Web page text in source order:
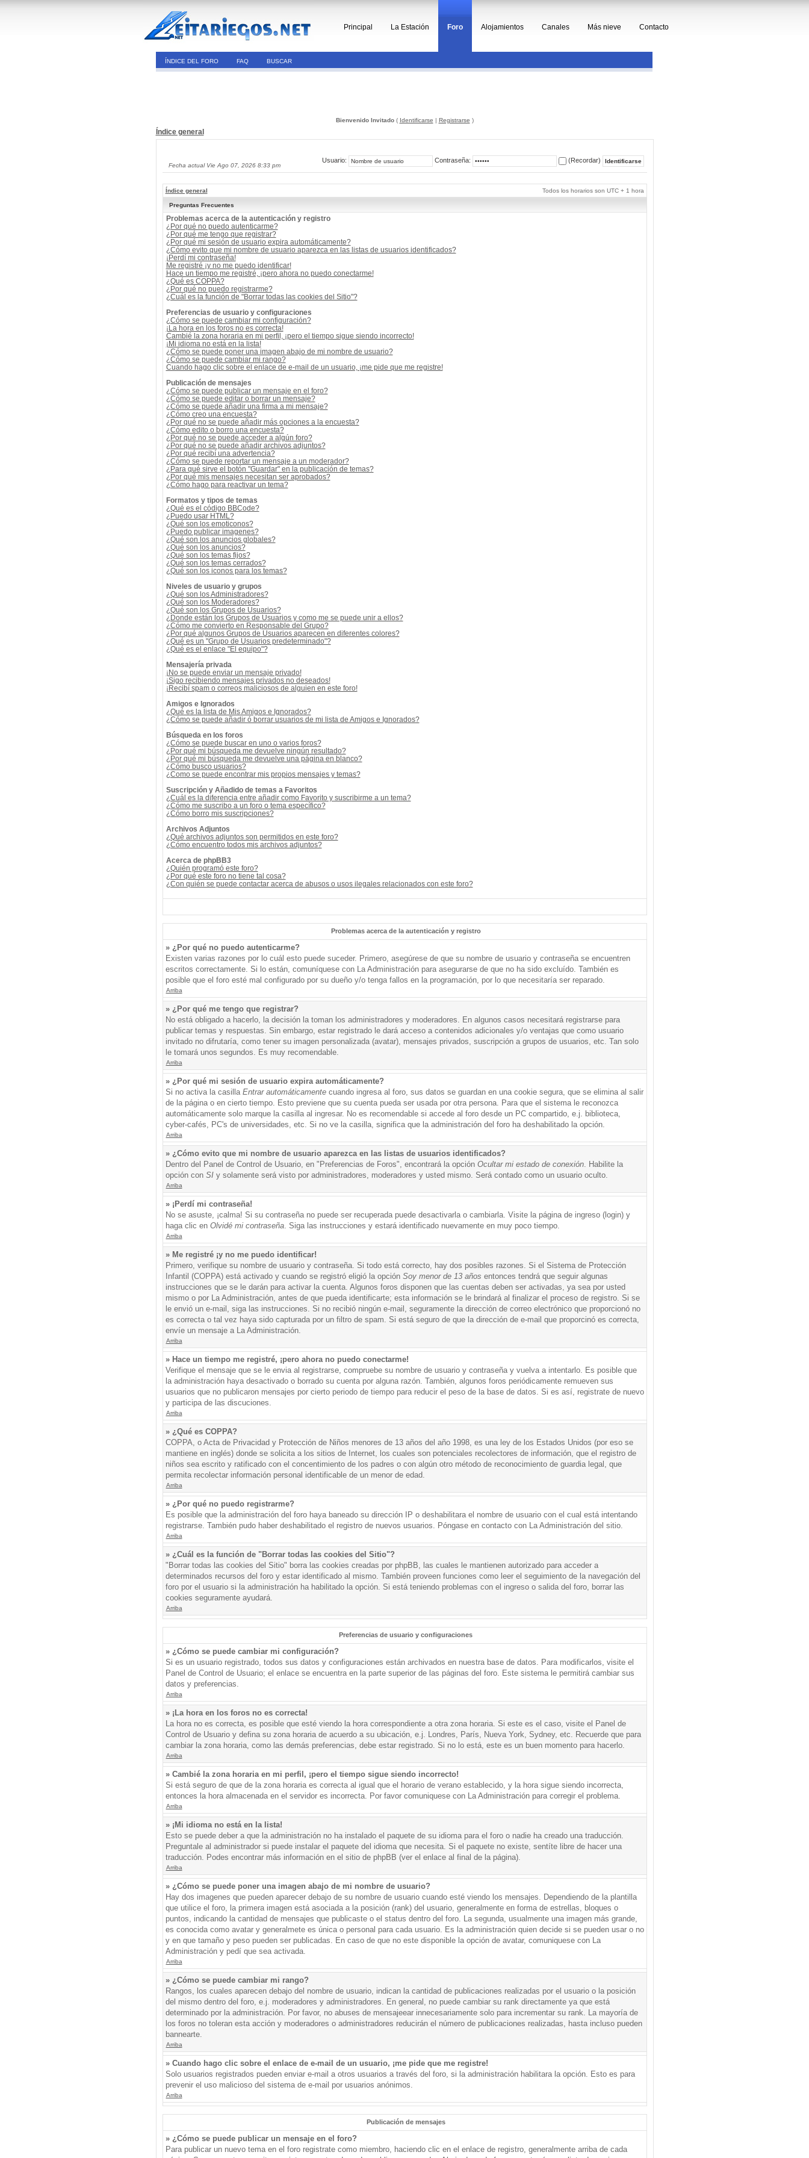
Principal La Estación Foro Alojamientos Canales Más nieve Contacto
ÍNDICE DEL FORO FAQ BUSCAR
Bienvenido Invitado( Identificarse | Registrarse )
Índice general
Fecha actual Vie Ago 07, 2026 8:33 pm
Usuario: Contraseña: (Recordar)
Índice general Todos los horarios son UTC + 1 hora
Preguntas Frecuentes
Problemas acerca de la autenticación y registro
¿Por qué no puedo autenticarme?
¿Por qué me tengo que registrar?
¿Por qué mi sesión de usuario expira automáticamente?
¿Cómo evito que mi nombre de usuario aparezca en las listas de usuarios identificados?
¡Perdí mi contraseña!
Me registré ¡y no me puedo identificar!
Hace un tiempo me registré, ¡pero ahora no puedo conectarme!
¿Qué es COPPA?
¿Por qué no puedo registrarme?
¿Cuál es la función de "Borrar todas las cookies del Sitio"?
Preferencias de usuario y configuraciones
¿Cómo se puede cambiar mi configuración?
¡La hora en los foros no es correcta!
Cambié la zona horaria en mi perfil, ¡pero el tiempo sigue siendo incorrecto!
¡Mi idioma no está en la lista!
¿Cómo se puede poner una imagen abajo de mi nombre de usuario?
¿Cómo se puede cambiar mi rango?
Cuando hago clic sobre el enlace de e-mail de un usuario, ¡me pide que me registre!
Publicación de mensajes
¿Cómo se puede publicar un mensaje en el foro?
¿Cómo se puede editar o borrar un mensaje?
¿Cómo se puede añadir una firma a mi mensaje?
¿Cómo creo una encuesta?
¿Por qué no se puede añadir más opciones a la encuesta?
¿Cómo edito o borro una encuesta?
¿Por qué no se puede acceder a algún foro?
¿Por qué no se puede añadir archivos adjuntos?
¿Por qué recibí una advertencia?
¿Cómo se puede reportar un mensaje a un moderador?
¿Para qué sirve el botón "Guardar" en la publicación de temas?
¿Por qué mis mensajes necesitan ser aprobados?
¿Cómo hago para reactivar un tema?
Formatos y tipos de temas
¿Qué es el código BBCode?
¿Puedo usar HTML?
¿Qué son los emoticonos?
¿Puedo publicar imagenes?
¿Qué son los anuncios globales?
¿Qué son los anuncios?
¿Qué son los temas fijos?
¿Qué son los temas cerrados?
¿Qué son los iconos para los temas?
Niveles de usuario y grupos
¿Qué son los Administradores?
¿Qué son los Moderadores?
¿Qué son los Grupos de Usuarios?
¿Donde están los Grupos de Usuarios y como me se puede unir a ellos?
¿Cómo me convierto en Responsable del Grupo?
¿Por qué algunos Grupos de Usuarios aparecen en diferentes colores?
¿Qué es un "Grupo de Usuarios predeterminado"?
¿Qué es el enlace "El equipo"?
Mensajería privada
¡No se puede enviar un mensaje privado!
¡Sigo recibiendo mensajes privados no deseados!
¡Recibí spam o correos maliciosos de alguien en este foro!
Amigos e Ignorados
¿Qué es la lista de Mis Amigos e Ignorados?
¿Cómo se puede añadir ó borrar usuarios de mi lista de Amigos e Ignorados?
Búsqueda en los foros
¿Cómo se puede buscar en uno o varios foros?
¿Por qué mi búsqueda me devuelve ningún resultado?
¿Por qué mi búsqueda me devuelve una página en blanco?
¿Cómo busco usuarios?
¿Como se puede encontrar mis propios mensajes y temas?
Suscripción y Añadido de temas a Favoritos
¿Cuál es la diferencia entre añadir como Favorito y suscribirme a un tema?
¿Cómo me suscribo a un foro o tema específico?
¿Cómo borro mis suscripciones?
Archivos Adjuntos
¿Qué archivos adjuntos son permitidos en este foro?
¿Cómo encuentro todos mis archivos adjuntos?
Acerca de phpBB3
¿Quién programó este foro?
¿Por qué este foro no tiene tal cosa?
¿Con quién se puede contactar acerca de abusos o usos ilegales relacionados con este foro?
Problemas acerca de la autenticación y registro
» ¿Por qué no puedo autenticarme?
Existen varias razones por lo cuál esto puede suceder. Primero, asegúrese de que su nombre de usuario y contraseña se encuentren
escritos correctamente. Si lo están, comuníquese con La Administración para asegurarse de que no ha sido excluído. También es
posible que el foro esté mal configurado por su dueño y/o tenga fallos en la programación, por lo que necesitaría ser reparado.
Arriba
» ¿Por qué me tengo que registrar?
No está obligado a hacerlo, la decisión la toman los administradores y moderadores. En algunos casos necesitará registrarse para
publicar temas y respuestas. Sin embargo, estar registrado le dará acceso a contenidos adicionales y/o ventajas que como usuario
invitado no difrutaría, como tener su imagen personalizada (avatar), mensajes privados, suscripción a grupos de usuarios, etc. Tan solo
le tomará unos segundos. Es muy recomendable.
Arriba
» ¿Por qué mi sesión de usuario expira automáticamente?
Si no activa la casilla Entrar automáticamentecuando ingresa al foro, sus datos se guardan en una cookie segura, que se elimina al salir
de la página o en cierto tiempo. Esto previene que su cuenta pueda ser usada por otra persona. Para que el sistema le reconozca
automáticamente solo marque la casilla al ingresar. No es recomendable si accede al foro desde un PC compartido, e.j. biblioteca,
cyber-cafés, PC's de universidades, etc. Si no ve la casilla, significa que la administración del foro ha deshabilitado la opción.
Arriba
» ¿Cómo evito que mi nombre de usuario aparezca en las listas de usuarios identificados?
Dentro del Panel de Control de Usuario, en "Preferencias de Foros", encontrará la opción Ocultar mi estado de conexión. Habilite la
opción con SIy solamente será visto por administradores, moderadores y usted mismo. Será contado como un usuario oculto.
Arriba
» ¡Perdí mi contraseña!
No se asuste, ¡calma! Si su contraseña no puede ser recuperada puede desactivarla o cambiarla. Visite la página de ingreso (login) y
haga clic en Olvidé mi contraseña. Siga las instrucciones y estará identificado nuevamente en muy poco tiempo.
Arriba
» Me registré ¡y no me puedo identificar!
Primero, verifique su nombre de usuario y contraseña. Si todo está correcto, hay dos posibles razones. Si el Sistema de Protección
Infantil (COPPA) está activado y cuando se registró eligió la opción Soy menor de 13 años entonces tendrá que seguir algunas
instrucciones que se le darán para activar la cuenta. Algunos foros disponen que las cuentas deben ser activadas, ya sea por usted
mismo o por La Administración, antes de que pueda identificarte; esta información se le brindará al finalizar el proceso de registro. Si se
le envió un e-mail, siga las instrucciones. Si no recibió ningún e-mail, seguramente la dirección de correo electrónico que proporcionó no
es correcta o tal vez haya sido capturada por un filtro de spam. Si está seguro de que la dirección de e-mail que proporcinó es correcta,
envíe un mensaje a La Administración.
Arriba
» Hace un tiempo me registré, ¡pero ahora no puedo conectarme!
Verifique el mensaje que se le envia al registrarse, compruebe su nombre de usuario y contraseña y vuelva a intentarlo. Es posible que
la administración haya desactivado o borrado su cuenta por alguna razón. También, algunos foros periódicamente remueven sus
usuarios que no publicaron mensajes por cierto periodo de tiempo para reducir el peso de la base de datos. Si es así, registrate de nuevo
y participa de las discuciones.
Arriba
» ¿Qué es COPPA?
COPPA, o Acta de Privacidad y Protección de Niños menores de 13 años del año 1998, es una ley de los Estados Unidos (por eso se
mantiene en inglés) donde se solicita a los sitios de Internet, los cuales son potenciales recolectores de información, que el registro de
niños sea escrito y ratificado con el concentimiento de los padres o con algún otro método de reconocimiento de guardia legal, que
permita recolectar información personal identificable de un menor de edad.
Arriba
» ¿Por qué no puedo registrarme?
Es posible que la administración del foro haya baneado su dirección IP o deshabilitara el nombre de usuario con el cual está intentando
registrarse. También pudo haber deshabilitado el registro de nuevos usuarios. Póngase en contacto con La Administración del sitio.
Arriba
» ¿Cuál es la función de "Borrar todas las cookies del Sitio"?
"Borrar todas las cookies del Sitio" borra las cookies creadas por phpBB, las cuales le mantienen autorizado para acceder a
determinados recursos del foro y estar identificado al mismo. También proveen funciones como leer el seguimiento de la navegación del
foro por el usuario si la administración ha habilitado la opción. Si está teniendo problemas con el ingreso o salida del foro, borrar las
cookies seguramente ayudará.
Arriba
Preferencias de usuario y configuraciones
» ¿Cómo se puede cambiar mi configuración?
Si es un usuario registrado, todos sus datos y configuraciones están archivados en nuestra base de datos. Para modificarlos, visite el
Panel de Control de Usuario; el enlace se encuentra en la parte superior de las páginas del foro. Este sistema le permitirá cambiar sus
datos y preferencias.
Arriba
» ¡La hora en los foros no es correcta!
La hora no es correcta, es posible que esté viendo la hora correspondiente a otra zona horaria. Si este es el caso, visite el Panel de
Control de Usuario y defina su zona horaria de acuerdo a su ubicación, e.j. Londres, París, Nueva York, Sydney, etc. Recuerde que para
cambiar la zona horaria, como las demás preferencias, debe estar registrado. Si no lo está, este es un buen momento para hacerlo.
Arriba
» Cambié la zona horaria en mi perfil, ¡pero el tiempo sigue siendo incorrecto!
Si está seguro de que de la zona horaria es correcta al igual que el horario de verano establecido, y la hora sigue siendo incorrecta,
entonces la hora almacenada en el servidor es incorrecta. Por favor comuniquese con La Administración para corregir el problema.
Arriba
» ¡Mi idioma no está en la lista!
Esto se puede deber a que la administración no ha instalado el paquete de su idioma para el foro o nadie ha creado una traducción.
Preguntale al administrador si puede instalar el paquete del idioma que necesita. Si el paquete no existe, sentíte libre de hacer una
traducción. Podes encontrar más información en el sitio de phpBB (ver el enlace al final de la página).
Arriba
» ¿Cómo se puede poner una imagen abajo de mi nombre de usuario?
Hay dos imagenes que pueden aparecer debajo de su nombre de usuario cuando esté viendo los mensajes. Dependiendo de la plantilla
que utilice el foro, la primera imagen está asociada a la posición (rank) del usuario, generalmente en forma de estrellas, bloques o
puntos, indicando la cantidad de mensajes que publicaste o el status dentro del foro. La segunda, usualmente una imagen más grande,
es conocida como avatar y generalmete es única o personal para cada usuario. Es la administración quien decide si se pueden usar o no
y en que tamaño y peso pueden ser publicadas. En caso de que no este disponible la opción de avatar, comuniquese con La
Administración y pedí que sea activada.
Arriba
» ¿Cómo se puede cambiar mi rango?
Rangos, los cuales aparecen debajo del nombre de usuario, indican la cantidad de publicaciones realizadas por el usuario o la posición
del mismo dentro del foro, e.j. moderadores y administradores. En general, no puede cambiar su rank directamente ya que está
determinado por la administración. Por favor, no abuses de mensajeear innecesariamente solo para incrementar su rank. La mayoría de
los foros no toleran esta acción y moderadores o administradores reducirán el número de publicaciones realizadas, hasta incluso pueden
bannearte.
Arriba
» Cuando hago clic sobre el enlace de e-mail de un usuario, ¡me pide que me registre!
Solo usuarios registrados pueden enviar e-mail a otros usuarios a través del foro, si la administración habilitara la opción. Esto es para
prevenir el uso malicioso del sistema de e-mail por usuarios anónimos.
Arriba
Publicación de mensajes
» ¿Cómo se puede publicar un mensaje en el foro?
Para publicar un nuevo tema en el foro registrate como miembro, haciendo clic en el enlace de registro, generalmente arriba de cada